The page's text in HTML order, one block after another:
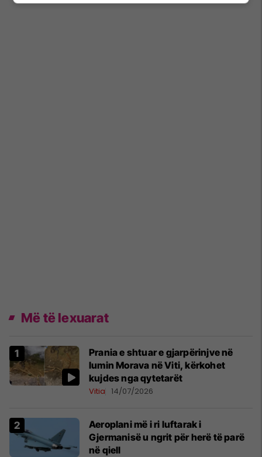
Më të lexuarat
Prania e shtuar e gjarpërinjve në
lumin Morava në Viti, kërkohet
kujdes nga qytetarët
Vitia 14/07/2026
Aeroplani më i ri luftarak i
Gjermanisë u ngrit për herë të parë
në qiell